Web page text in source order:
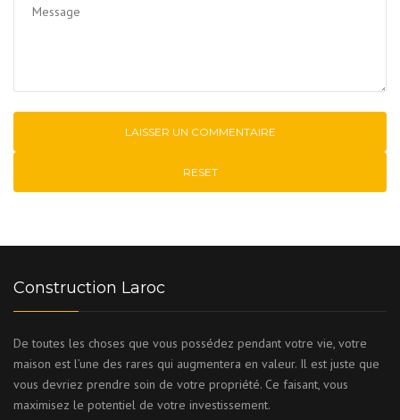
RESET
Construction Laroc
De toutes les choses que vous possédez pendant votre vie, votre
maison est l’une des rares qui augmentera en valeur. Il est juste que
vous devriez prendre soin de votre propriété. Ce faisant, vous
maximisez le potentiel de votre investissement.